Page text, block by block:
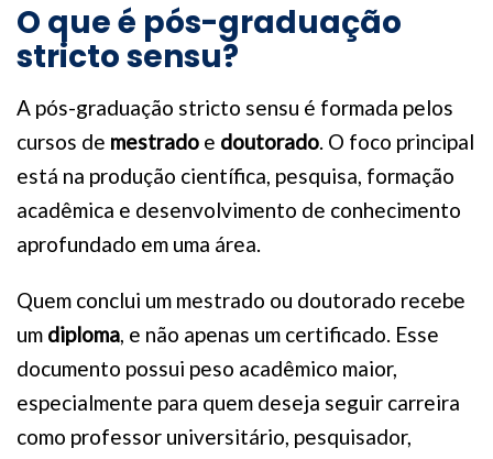
O que é pós-graduação
stricto sensu?
A pós-graduação stricto sensu é formada pelos
cursos de mestrado e doutorado. O foco principal
está na produção científica, pesquisa, formação
acadêmica e desenvolvimento de conhecimento
aprofundado em uma área.
Quem conclui um mestrado ou doutorado recebe
um diploma, e não apenas um certificado. Esse
documento possui peso acadêmico maior,
especialmente para quem deseja seguir carreira
como professor universitário, pesquisador,